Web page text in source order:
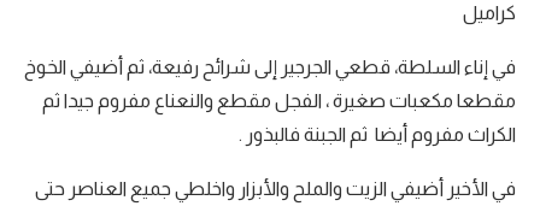
كراميل
في إناء السلطة، قطعي الجرجير إلى شرائح رفيعة، ثم أضيفي الخوخ
مقطعا مكعبات صغيرة ، الفجل مقطع والنعناع مفروم جيدا ثم
الكراث مفروم أيضا ثم الجبنة فالبذور .
في الأخير أضيفي الزيت والملح والأبزار واخلطي جميع العناصر حتى